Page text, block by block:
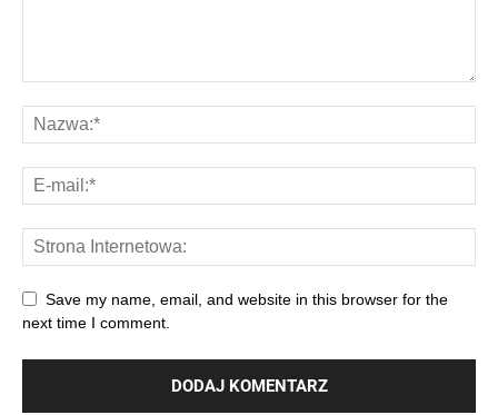
Save my name, email, and website in this browser for the
next time I comment.